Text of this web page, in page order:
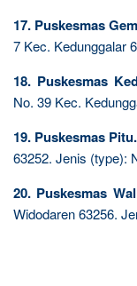
17. Puskesmas
7 Kec. Kedunggalar
18. Puskesmas
No. 39 Kec.
19. Puskesmas Pitu.
63252. Jenis (type):
20. Puskesmas
Widodaren 63256.